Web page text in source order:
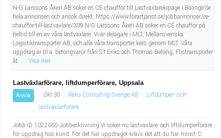
N-G Larssons Åkeri AB söker en CE chaufför till Lastväxlarekipage i Bälinge Se
hela annonsen och ansök direkt: https://www.forartjanst.se/jobbannonser/ce-
chauffor-till-lastvaxlare/309 N-G Larssons Åkeri AB söker en CE chaufför på
heltid till en av våra lastväxlare. Vi är delägare i MLT, Mellansvenska
Logistiktransporter AB, och alla våra transporter körs genom MLT. Våra
uppdrag är bl.a. betongvaror från S:t Eriks och Thomas Betong, Flistransporter
åt...
Visa mer
Lastväxlarförare, liftdumperförare, Uppsala
Ansök Okt 30 Reko Consulting Sverige AB
Liftdumper- och
lastväxlarförare
Jobb-ID 1022065 Jobbeskrivning Vi söker nu lastväxlare- och liftdumperförare
för uppdrag hos kund. För det här uppdraget krävs det att du har minst C-